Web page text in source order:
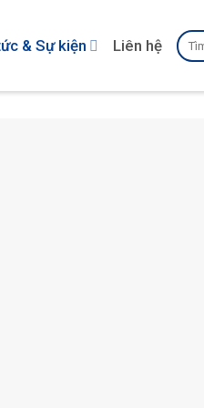
& Sự kiện Liên hệ
Tìm
kiếm: